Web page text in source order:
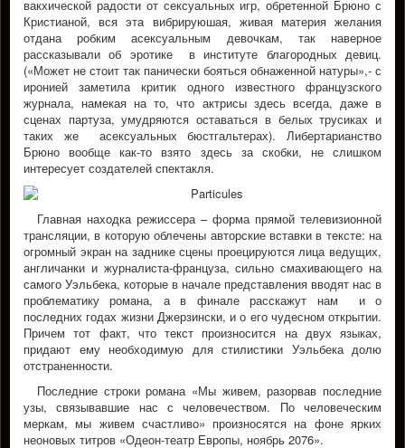
вакхической радости от сексуальных игр, обретенной Брюно с
Кристианой, вся эта вибрируюшая, живая материя желания
отдана робким асексуальным девочкам, так наверное
рассказывали об эротике в институте благородных девиц.
(«Может не стоит так панически бояться обнаженной натуры»,- с
иронией заметила критик одного известного французского
журнала, намекая на то, что актрисы здесь всегда, даже в
сценах партуза, умудряются оставаться в белых трусиках и
таких же асексуальных бюстгальтерах). Либертарианство
Брюно вообще как-то взято здесь за скобки, не слишком
интересует создателей спектакля.
Главная находка режиссера – форма прямой телевизионной
трансляции, в которую облечены авторские вставки в тексте: на
огромный экран на заднике сцены проецируются лица ведущих,
англичанки и журналиста-француза, сильно смахивающего на
самого Уэльбека, которые в начале представления вводят нас в
проблематику романа, а в финале расскажут нам и о
последних годах жизни Джерзински, и о его чудесном открытии.
Причем тот факт, что текст произносится на двух языках,
придают ему необходимую для стилистики Уэльбека долю
отстраненности.
Последние строки романа «Мы живем, разорвав последние
узы, связывавшие нас с человечеством. По человеческим
меркам, мы живем счастливо» произносятся на фоне ярких
неоновых титров «Одеон-театр Европы, ноябрь 2076».